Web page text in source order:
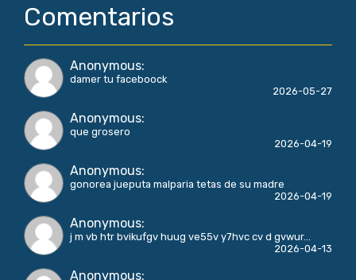
Comentarios
Anonymous:
damer tu faceboock
2026-05-27
Anonymous:
que grosero
2026-04-19
Anonymous:
gonorea jueputa malparia tetas de su madre
2026-04-19
Anonymous:
j m vb htr bvikufgv huug ve55v y7hvc cv d gvwur...
2026-04-13
Anonymous: